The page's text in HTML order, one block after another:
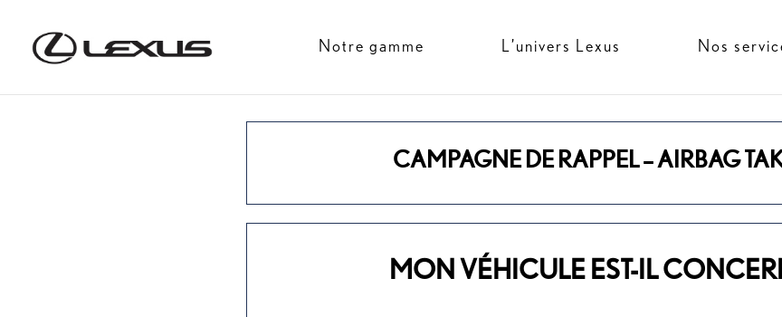
Notre gamme L’univers Lexus Nos
CAMPAGNE DE RAPPEL – AIRBAG
MON VÉHICULE EST-IL